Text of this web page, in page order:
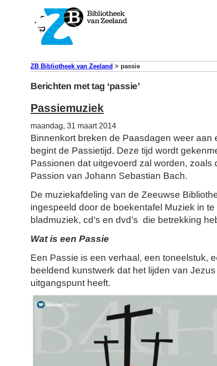
ZB Bibliotheek van Zeeland > passie
Berichten met tag ‘passie’
Passiemuziek
maandag, 31 maart 2014
Binnenkort breken de Paasdagen weer aan
begint de Passietijd. Deze tijd wordt
Passionen dat uitgevoerd zal worden, zoals
Passion van Johann Sebastian Bach.
De muziekafdeling van de Zeeuwse
ingespeeld door de boekentafel Muziek in
bladmuziek, cd’s en dvd’s die betrekking
Wat is een Passie
Een Passie is een verhaal, een toneelstuk,
beeldend kunstwerk dat het lijden van
uitgangspunt heeft.